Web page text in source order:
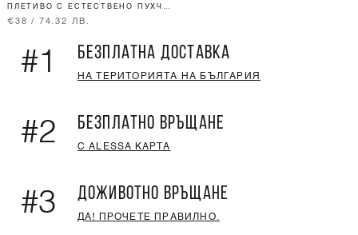
ПЛЕТИВО С ЕСТЕСТВЕНО ПУХЧЕ
- CREAM
€38 / 74.32 ЛВ.
#1 БЕЗПЛАТНА ДОСТАВКА
НА ТЕРИТОРИЯТА НА БЪЛГАРИЯ
#2 БЕЗПЛАТНО ВРЪЩАНЕ
С ALESSA КАРТА
#3 ДОЖИВОТНО ВРЪЩАНЕ
ДА! ПРОЧЕТЕ ПРАВИЛНО.